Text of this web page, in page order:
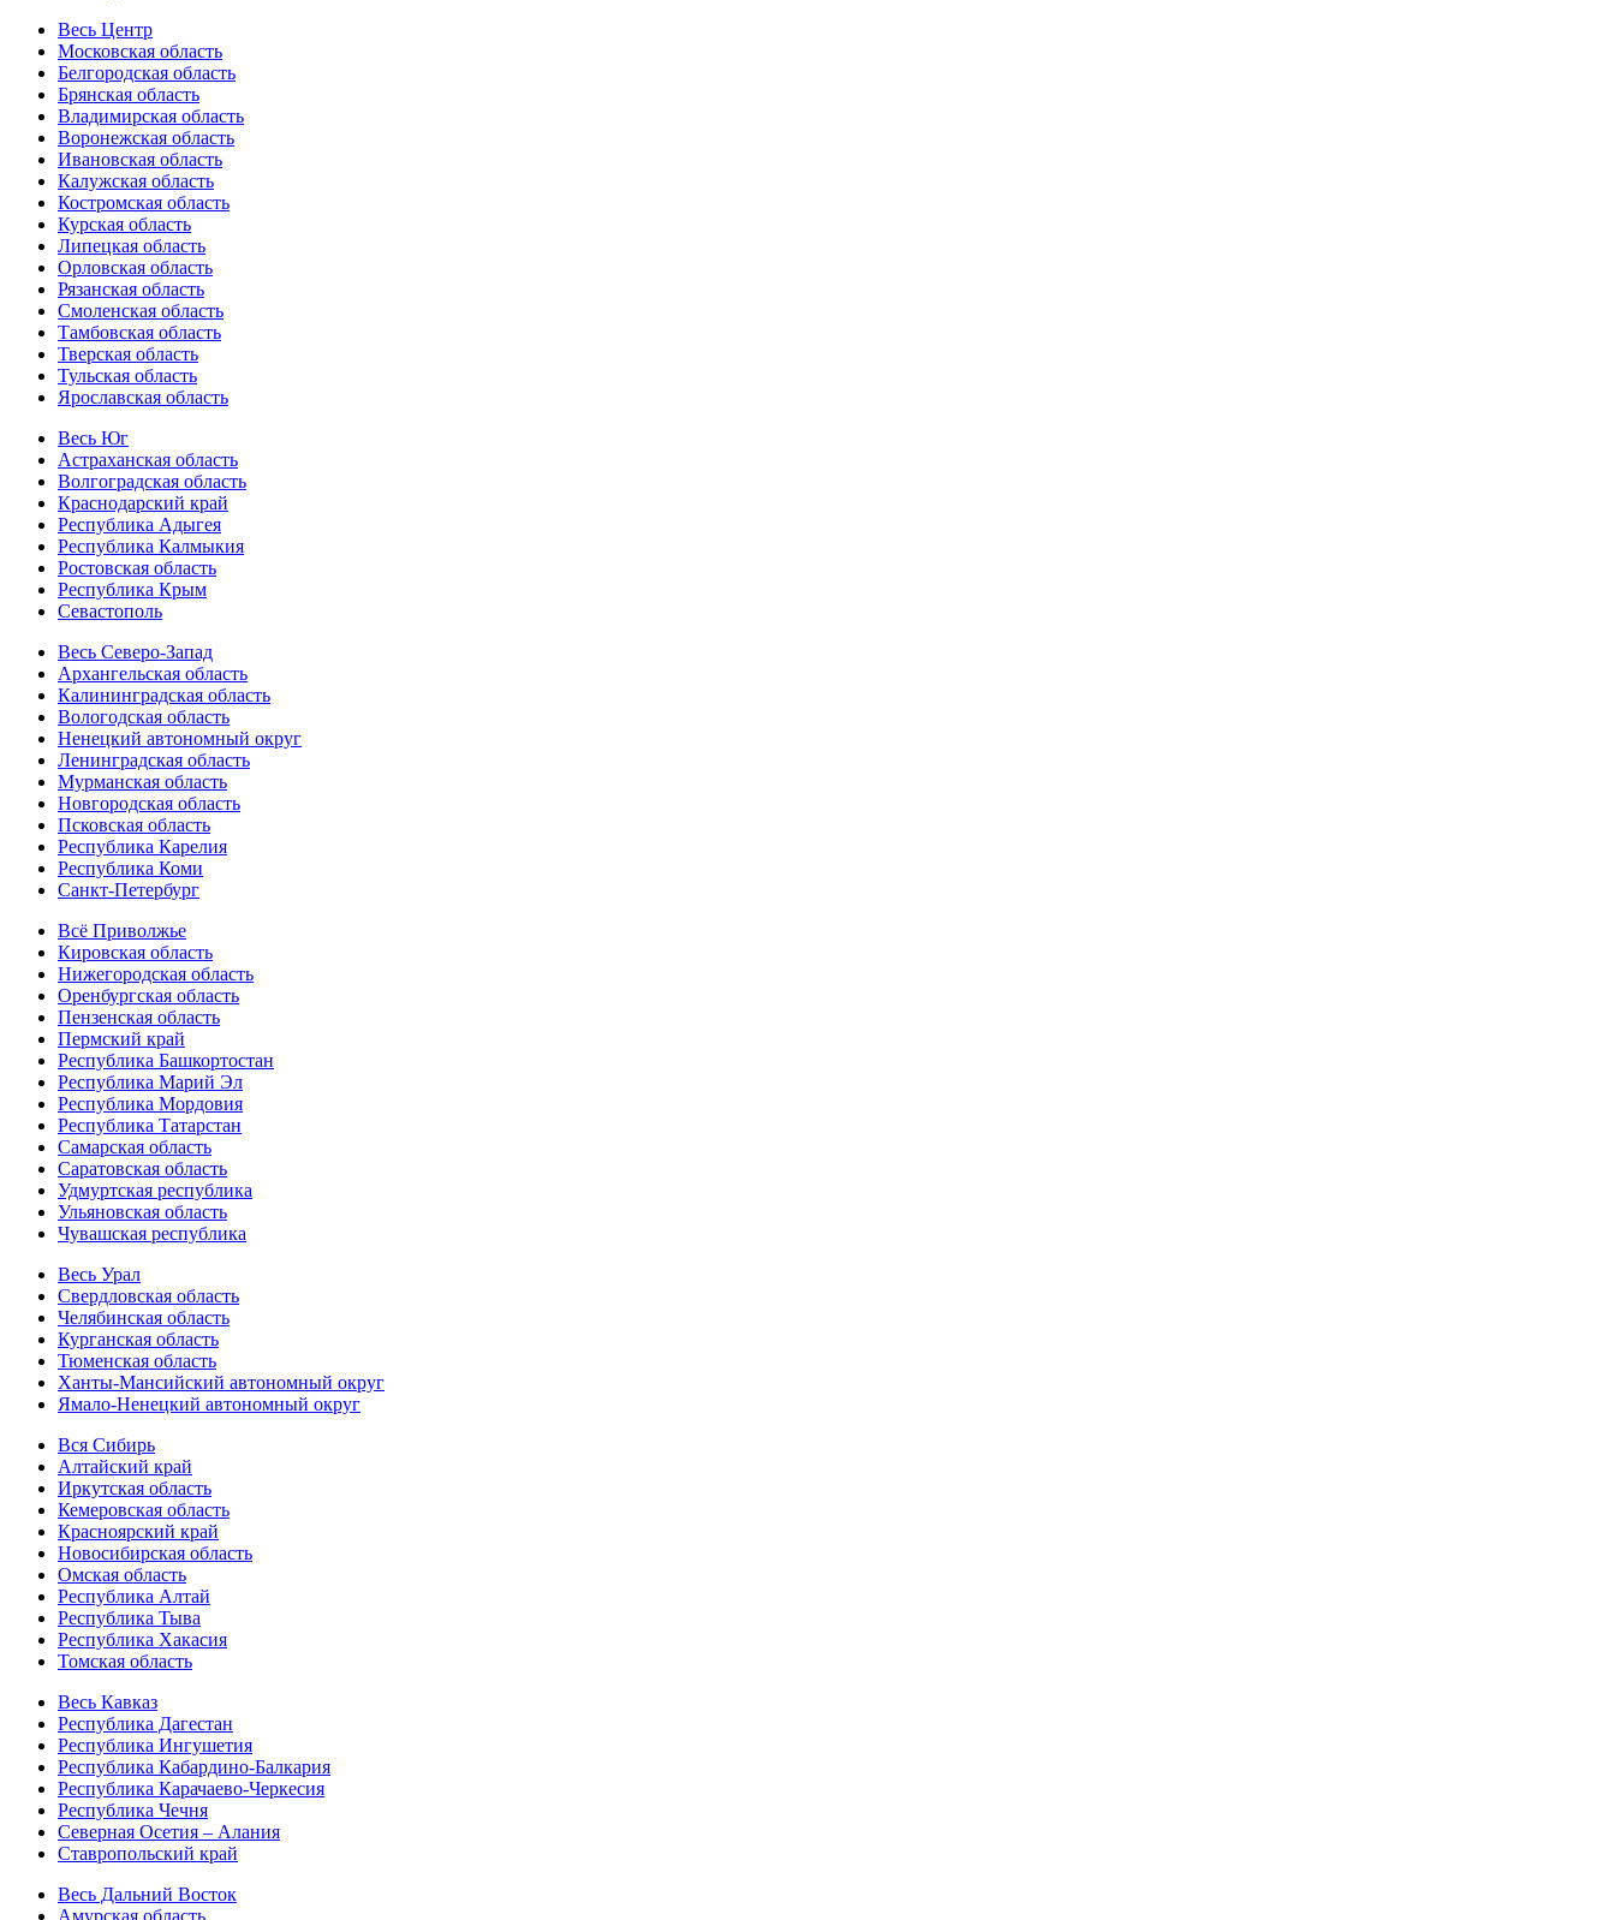
Весь Центр
Московская область
Белгородская область
Брянская область
Владимирская область
Воронежская область
Ивановская область
Калужская область
Костромская область
Курская область
Липецкая область
Орловская область
Рязанская область
Смоленская область
Тамбовская область
Тверская область
Тульская область
Ярославская область
Весь Юг
Астраханская область
Волгоградская область
Краснодарский край
Республика Адыгея
Республика Калмыкия
Ростовская область
Республика Крым
Севастополь
Весь Северо-Запад
Архангельская область
Калининградская область
Вологодская область
Ненецкий автономный округ
Ленинградская область
Мурманская область
Новгородская область
Псковская область
Республика Карелия
Республика Коми
Санкт-Петербург
Всё Приволжье
Кировская область
Нижегородская область
Оренбургская область
Пензенская область
Пермский край
Республика Башкортостан
Республика Марий Эл
Республика Мордовия
Республика Татарстан
Самарская область
Саратовская область
Удмуртская республика
Ульяновская область
Чувашская республика
Весь Урал
Свердловская область
Челябинская область
Курганская область
Тюменская область
Ханты-Мансийский автономный округ
Ямало-Ненецкий автономный округ
Вся Сибирь
Алтайский край
Иркутская область
Кемеровская область
Красноярский край
Новосибирская область
Омская область
Республика Алтай
Республика Тыва
Республика Хакасия
Томская область
Весь Кавказ
Республика Дагестан
Республика Ингушетия
Республика Кабардино-Балкария
Республика Карачаево-Черкесия
Республика Чечня
Северная Осетия – Алания
Ставропольский край
Весь Дальний Восток
Амурская область